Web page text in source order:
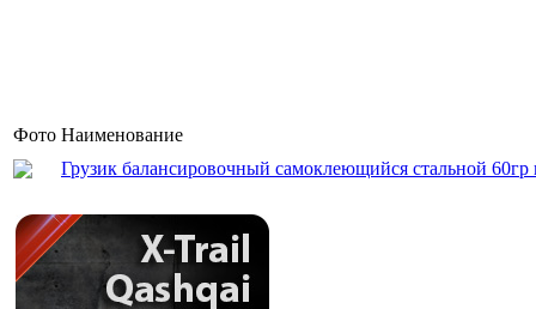
Фото Наименование
Грузик балансировочный самоклеющийся стальной 60гр